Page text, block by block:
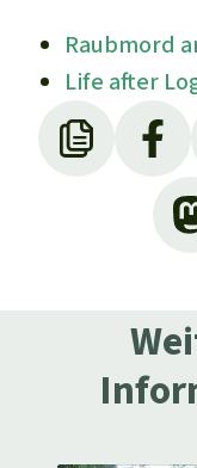
Raubmord
Life after